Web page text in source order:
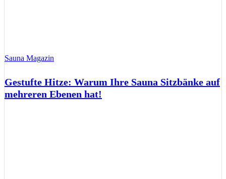
Sauna Magazin
Gestufte Hitze: Warum Ihre Sauna Sitzbänke auf
mehreren Ebenen hat!